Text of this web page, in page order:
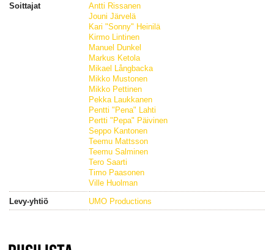
Soittajat
Antti Rissanen
Jouni Järvelä
Kari "Sonny" Heinilä
Kirmo Lintinen
Manuel Dunkel
Markus Ketola
Mikael Långbacka
Mikko Mustonen
Mikko Pettinen
Pekka Laukkanen
Pentti "Pena" Lahti
Pertti "Pepa" Päivinen
Seppo Kantonen
Teemu Mattsson
Teemu Salminen
Tero Saarti
Timo Paasonen
Ville Huolman
Levy-yhtiö
UMO Productions